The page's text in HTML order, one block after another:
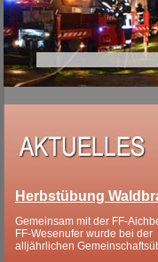
Herbstübung
Gemeinsam mit der FF-
FF-Wesenufer wurde bei der
alljährlichen